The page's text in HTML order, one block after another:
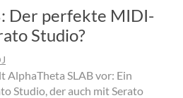
Der perfekte MIDI-
Studio?
AlphaTheta SLAB vor: Ein
Studio, der auch mit Serato